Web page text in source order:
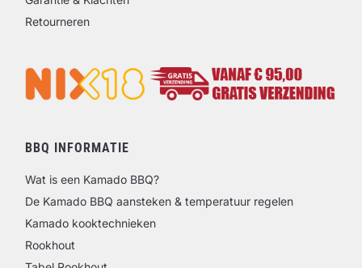
Retourneren
BBQ INFORMATIE
Wat is een Kamado BBQ?
De Kamado BBQ aansteken & temperatuur regelen
Kamado kooktechnieken
Rookhout